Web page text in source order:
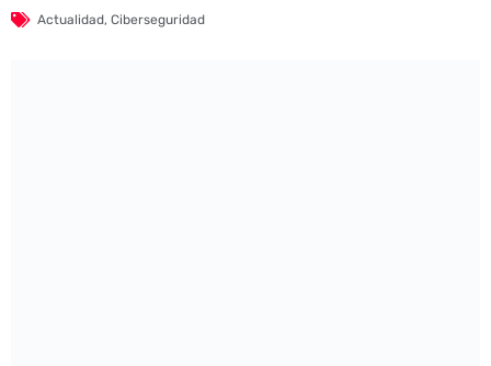
Actualidad, Ciberseguridad